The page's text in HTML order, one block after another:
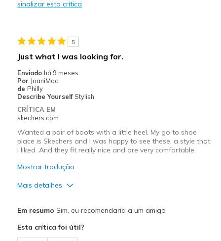
Stylish
Sizing
View On Shoes
I'm Into Shoes
sinalizar esta crítica
5
Just what I was looking for.
Enviado há 9 meses
Por JoaniMac
de Philly
Describe Yourself Stylish
CRÍTICA EM
skechers.com
Wanted a pair of boots with a little heel. My go to shoe
place is Skechers and I was happy to see these, a style that
I liked. And they fit really nice and are very comfortable.
Mostrar tradução
Mais detalhes
Comfortable
Em resumo Sim, eu recomendaria a um amigo
Esta crítica foi útil?